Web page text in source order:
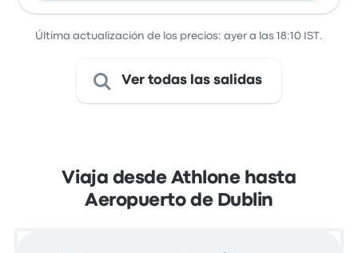
Última actualización de los precios: ayer a las 18:10 IST.
Ver todas las salidas
Viaja desde Athlone hasta
Aeropuerto de Dublin